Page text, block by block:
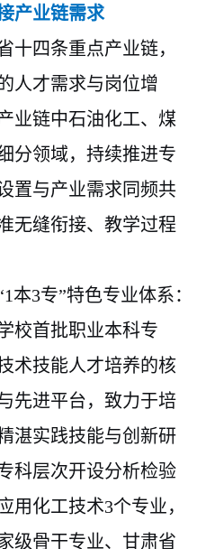
产业链需求
十四条重点产业链，
人才需求与岗位增
业链中石油化工、煤
分领域，持续推进专
置与产业需求同频共
无缝衔接、教学过程
本3专”特色专业体系：
校首批职业本科专
术技能人才培养的核
先进平台，致力于培
湛实践技能与创新研
科层次开设分析检验
用化工技术3个专业，
级骨干专业、甘肃省